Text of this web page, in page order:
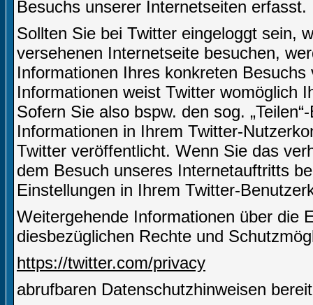
Besuchs unserer Internetseiten erfasst.
Sollten Sie bei Twitter eingeloggt sein,
versehenen Internetseite besuchen,
Informationen Ihres konkreten
Informationen weist Twitter womöglich
Sofern Sie also bspw. den sog.
Informationen in Ihrem Twitter-
Twitter veröffentlicht. Wenn Sie das
dem Besuch unseres Internetauftritts
Einstellungen in Ihrem Twitter-
Weitergehende Informationen über die
diesbezüglichen Rechte und
https://twitter.com/privacy
abrufbaren Datenschutzhinweisen